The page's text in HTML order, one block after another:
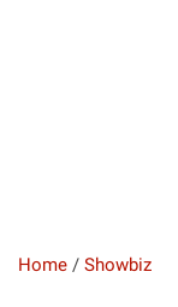
Home / Showbiz